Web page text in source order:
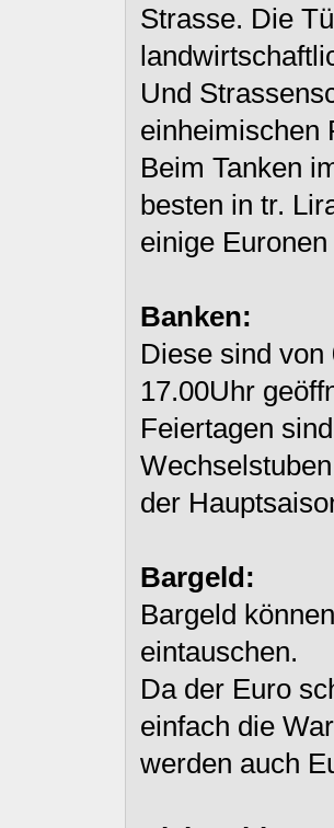
Strasse. Die
Und
einheimischen
Beim Tanken
besten in tr.
einige
Banken:
Diese sind
17.00Uhr
Feiertagen
der
Bargeld:
Bargeld
eintauschen.
Da der Euro
einfach die
werden auch